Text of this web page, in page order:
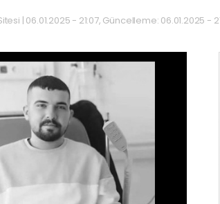
| 06.01.2025 - 21:07, Güncelleme: 06.01.2025 -